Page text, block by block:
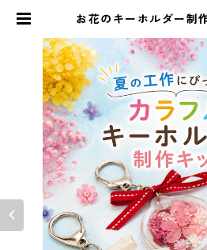
お花のキーホルダー制
rir petit(フルリー